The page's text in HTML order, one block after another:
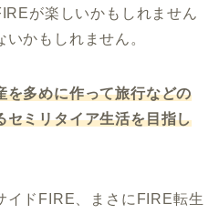
が楽しいかもしれません
かもしれません。
を多めに作って旅行などの
セミリタイア生活を目指し
イドFIRE、まさにFIRE転生